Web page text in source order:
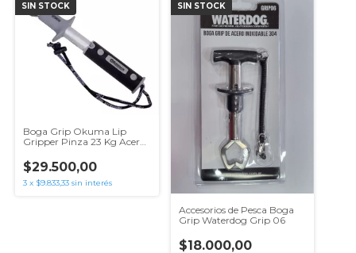
SIN STOCK
Boga Grip Okuma Lip
Gripper Pinza 23 Kg Acero
$29.500,00
3 x $9.833,33 sin interés
SIN STOCK
Accesorios de Pesca Boga
Grip Waterdog Grip 06
$18.000,00